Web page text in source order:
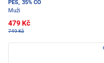
PES, 35% CO
Muži
479 Kč
749 Kč